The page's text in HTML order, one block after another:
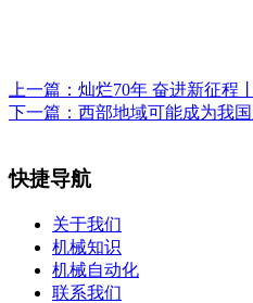
上一篇： 灿烂70年 奋进新征程
下一篇： 西部地域可能成为我
快捷导航
关于我们
机械知识
机械自动化
联系我们